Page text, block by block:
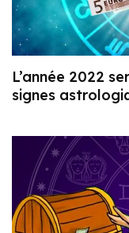
L’année 2022
signes